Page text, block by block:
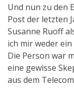
Und nun zu den
Post der letzten
Susanne Ruoff
ich mir weder
Die Person war
eine gewisse
aus dem